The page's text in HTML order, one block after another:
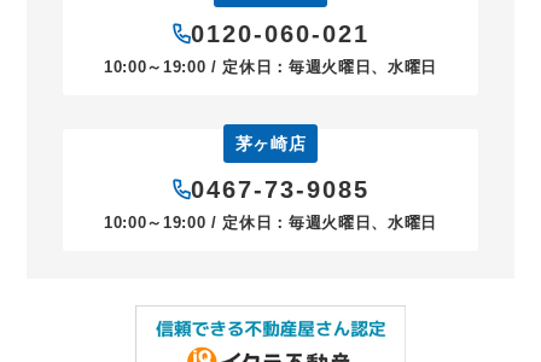
0120-060-021
10:00～19:00 / 定休日：毎週火曜日、水曜日
茅ヶ崎店
0467-73-9085
10:00～19:00 / 定休日：毎週火曜日、水曜日